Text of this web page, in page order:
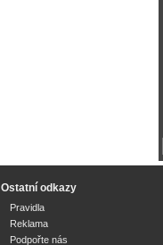
Ostatní odkazy
Pravidla
Reklama
Podpořte nás